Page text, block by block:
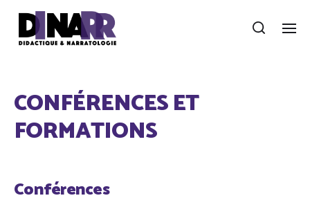
CONFÉRENCES ET
FORMATIONS
Conférences